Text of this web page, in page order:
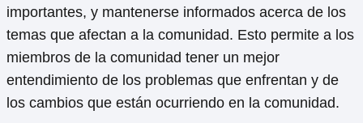
importantes, y mantenerse informados acerca de los
temas que afectan a la comunidad. Esto permite a los
miembros de la comunidad tener un mejor
entendimiento de los problemas que enfrentan y de
los cambios que están ocurriendo en la comunidad.